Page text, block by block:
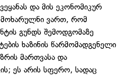
და მის ეკონომიკურ
მოხარულნი ვართ, რომ
გუნდს შემოდგომაზე
ხაზინის წარმომადგენელი
მართვასა და
ეს არის სფერო, სადაც